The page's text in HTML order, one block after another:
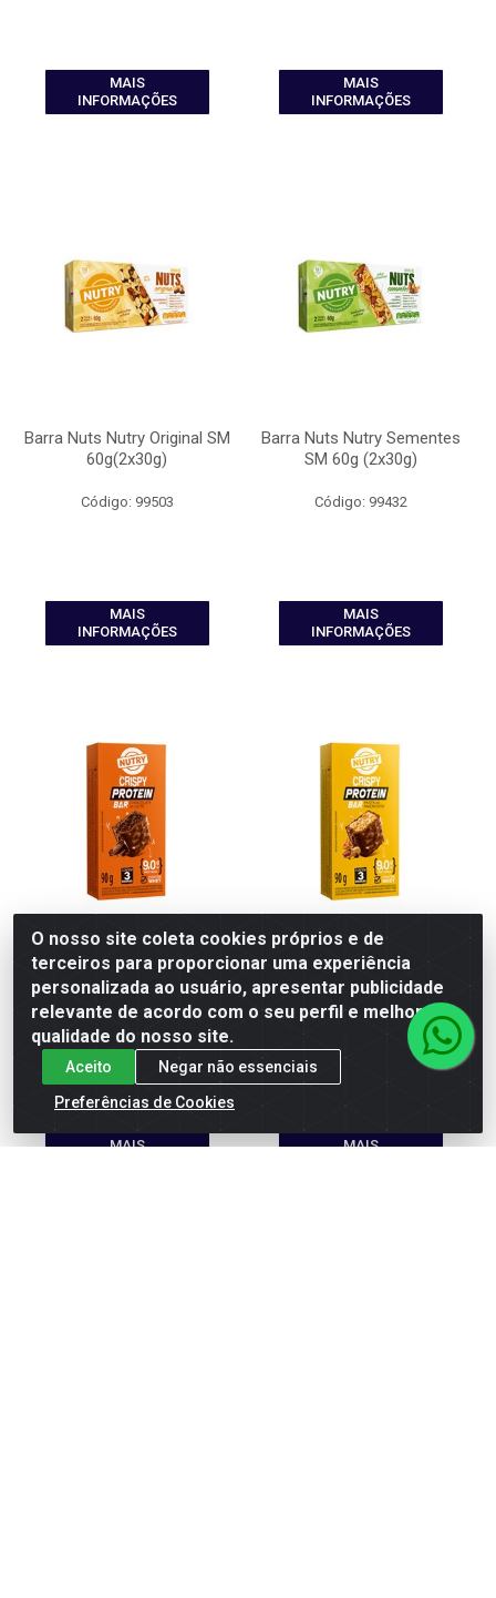
MAIS
INFORMAÇÕES
MAIS
INFORMAÇÕES
Barra Nuts Nutry Original SM
60g(2x30g)
Código: 99503
MAIS
INFORMAÇÕES
Barra Nuts Nutry Sementes
SM 60g (2x30g)
Código: 99432
MAIS
INFORMAÇÕES
Barra Nutry Crispy
PROTEINBAR Chocolate ao
Leite SM 90g(3x30...
Código: 99592
MAIS
Barra Nutry Crispy
PROTEINBAR Pasta de
Amendoim SM 90g(3x30g...
MAIS
O nosso site coleta cookies próprios e de
terceiros para proporcionar uma experiência
personalizada ao usuário, apresentar publicidade
relevante de acordo com o seu perfil e melhorar a
qualidade do nosso site.
Aceito
Negar não essenciais
Preferências de Cookies